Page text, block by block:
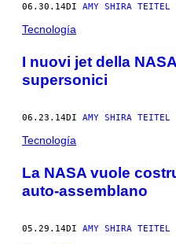
06.30.14DI AMY SHIRA TEITEL
Tecnología
I nuovi jet della
supersonici
06.23.14DI AMY SHIRA TEITEL
Tecnología
La NASA vuole
auto-assemblano
05.29.14DI AMY SHIRA TEITEL